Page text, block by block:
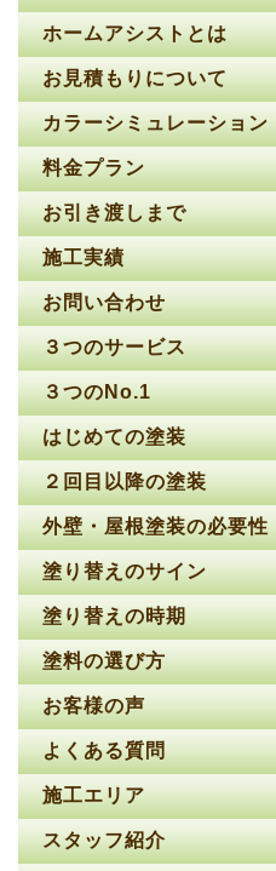
ホームアシストとは
お見積もりについて
カラーシミュレーション
料金プラン
お引き渡しまで
施工実績
お問い合わせ
３つのサービス
３つのNo.1
はじめての塗装
２回目以降の塗装
外壁・屋根塗装の必要性
塗り替えのサイン
塗り替えの時期
塗料の選び方
お客様の声
よくある質問
施工エリア
スタッフ紹介